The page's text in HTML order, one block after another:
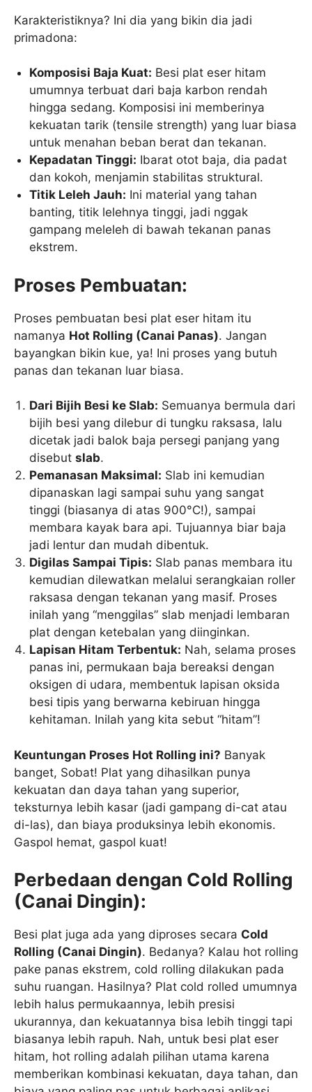
Karakteristiknya? Ini dia yang bikin dia jadi
primadona:
Komposisi Baja Kuat: Besi plat eser hitam
umumnya terbuat dari baja karbon rendah
hingga sedang. Komposisi ini memberinya
kekuatan tarik (tensile strength) yang luar biasa
untuk menahan beban berat dan tekanan.
Kepadatan Tinggi: Ibarat otot baja, dia padat
dan kokoh, menjamin stabilitas struktural.
Titik Leleh Jauh: Ini material yang tahan
banting, titik lelehnya tinggi, jadi nggak
gampang meleleh di bawah tekanan panas
ekstrem.
Proses Pembuatan:
Proses pembuatan besi plat eser hitam itu
namanya Hot Rolling (Canai Panas). Jangan
bayangkan bikin kue, ya! Ini proses yang butuh
panas dan tekanan luar biasa.
Dari Bijih Besi ke Slab: Semuanya bermula dari
bijih besi yang dilebur di tungku raksasa, lalu
dicetak jadi balok baja persegi panjang yang
disebutslab.
Pemanasan Maksimal: Slab ini kemudian
dipanaskan lagi sampai suhu yang sangat
tinggi (biasanya di atas 900°C!), sampai
membara kayak bara api. Tujuannya biar baja
jadi lentur dan mudah dibentuk.
Digilas Sampai Tipis: Slab panas membara itu
kemudian dilewatkan melalui serangkaian roller
raksasa dengan tekanan yang masif. Proses
inilah yang “menggilas” slab menjadi lembaran
plat dengan ketebalan yang diinginkan.
Lapisan Hitam Terbentuk: Nah, selama proses
panas ini, permukaan baja bereaksi dengan
oksigen di udara, membentuk lapisan oksida
besi tipis yang berwarna kebiruan hingga
kehitaman. Inilah yang kita sebut “hitam”!
Keuntungan Proses Hot Rolling ini? Banyak
banget, Sobat! Plat yang dihasilkan punya
kekuatan dan daya tahan yang superior,
teksturnya lebih kasar (jadi gampang di-cat atau
di-las), dan biaya produksinya lebih ekonomis.
Gaspol hemat, gaspol kuat!
Perbedaan dengan Cold Rolling
(Canai Dingin):
Besi plat juga ada yang diproses secara Cold
Rolling (Canai Dingin). Bedanya? Kalau hot rolling
pake panas ekstrem, cold rolling dilakukan pada
suhu ruangan. Hasilnya? Plat cold rolled umumnya
lebih halus permukaannya, lebih presisi
ukurannya, dan kekuatannya bisa lebih tinggi tapi
biasanya lebih rapuh. Nah, untuk besi plat eser
hitam, hot rolling adalah pilihan utama karena
memberikan kombinasi kekuatan, daya tahan, dan